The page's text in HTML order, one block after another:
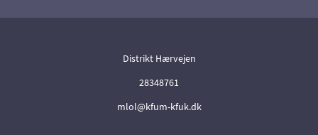
Distrikt Hærvejen
28348761
mlol@kfum-kfuk.dk